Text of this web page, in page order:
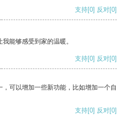
支持[0] 反对[0]
能够感受到家的温暖。
支持[0] 反对[0]
可以增加一些新功能，比如增加一个自
支持[0] 反对[0]